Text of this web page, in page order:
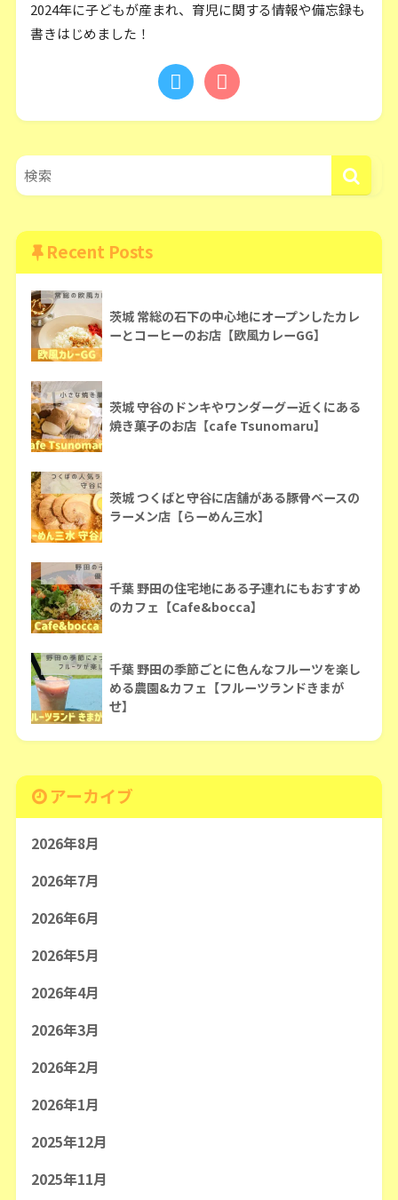
2024年に子どもが産まれ、育児に関する情報や備忘録も
書きはじめました！
Recent Posts
茨城 常総の石下の中心地にオープンしたカレ
ーとコーヒーのお店【欧風カレーGG】
茨城 守谷のドンキやワンダーグー近くにある
焼き菓子のお店【cafe Tsunomaru】
茨城 つくばと守谷に店舗がある豚骨ベースの
ラーメン店【らーめん三水】
千葉 野田の住宅地にある子連れにもおすすめ
のカフェ【Cafe&bocca】
千葉 野田の季節ごとに色んなフルーツを楽し
める農園&カフェ【フルーツランドきまが
せ】
アーカイブ
2026年8月
2026年7月
2026年6月
2026年5月
2026年4月
2026年3月
2026年2月
2026年1月
2025年12月
2025年11月